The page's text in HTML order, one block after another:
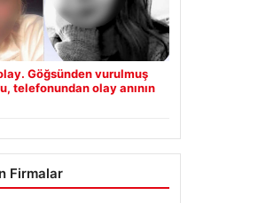
Göğsünden vurulmuş
telefonundan olay anının
Firmalar